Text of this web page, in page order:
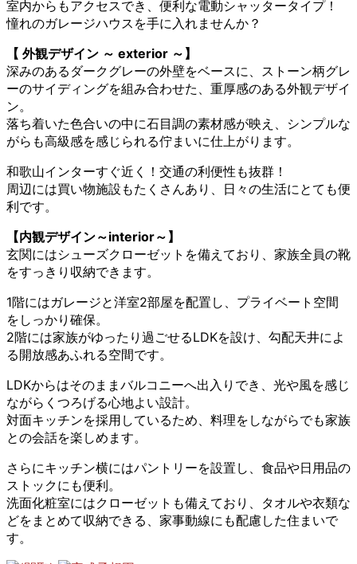
室内からもアクセスでき、便利な電動シャッタータイプ！
憧れのガレージハウスを手に入れませんか？
【 外観デザイン ～ exterior ～】
深みのあるダークグレーの外壁をベースに、ストーン柄グレ
ーのサイディングを組み合わせた、重厚感のある外観デザイ
ン。
落ち着いた色合いの中に石目調の素材感が映え、シンプルな
がらも高級感を感じられる佇まいに仕上がります。
和歌山インターすぐ近く！交通の利便性も抜群！
周辺には買い物施設もたくさんあり、日々の生活にとても便
利です。
【内観デザイン～interior～】
玄関にはシューズクローゼットを備えており、家族全員の靴
をすっきり収納できます。
1階にはガレージと洋室2部屋を配置し、プライベート空間
をしっかり確保。
2階には家族がゆったり過ごせるLDKを設け、勾配天井によ
る開放感あふれる空間です。
LDKからはそのままバルコニーへ出入りでき、光や風を感じ
ながらくつろげる心地よい設計。
対面キッチンを採用しているため、料理をしながらでも家族
との会話を楽しめます。
さらにキッチン横にはパントリーを設置し、食品や日用品の
ストックにも便利。
洗面化粧室にはクローゼットも備えており、タオルや衣類な
どをまとめて収納できる、家事動線にも配慮した住まいで
す。